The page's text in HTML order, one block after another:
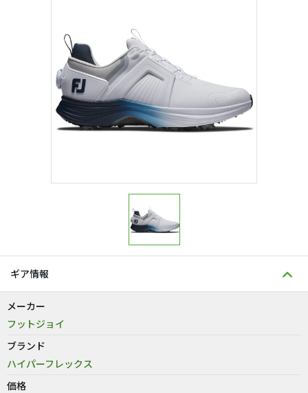
ギア情報
メーカー
フットジョイ
ブランド
ハイパーフレックス
価格